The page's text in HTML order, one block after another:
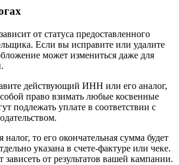
от статуса предоставленного
Если вы исправите или удалите
может измениться даже для
действующий ИНН или его аналог,
собой право взимать любые косвенные
подлежать уплате в соответствии с
налог, то его окончательная сумма будет
указана в счете-фактуре или чеке.
зависеть от результатов вашей кампании.